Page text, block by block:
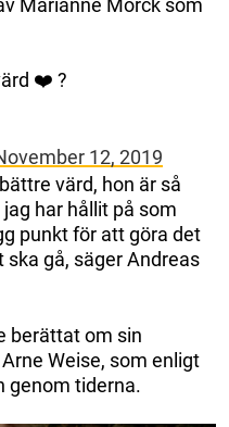
Marianne Mörck som
❤️ ?
12, 2019
värd, hon är så
har hållit på som
punkt för att göra det
ska gå, säger Andreas
berättat om sin
Weise, som enligt
genom tiderna.